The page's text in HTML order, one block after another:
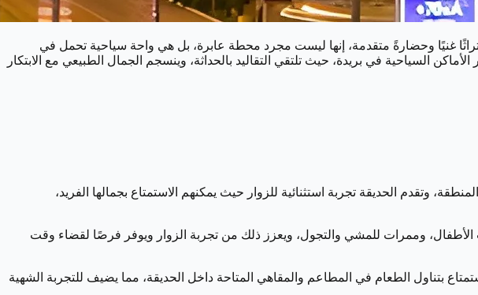
تراثًا غنيًا وحضارةً متقدمة، إنها ليست مجرد محطة عابرة، بل هي واحة سياحية تحمل في
السياحية في بريدة، حيث تلتقي التقاليد بالحداثة، وينسجم الجمال الطبيعي مع الابتكار
وتقدم الحديقة تجربة استثنائية للزوار حيث يمكنهم الاستمتاع بجمالها الفريد،
وممرات للمشي والتجول، ويعزز ذلك من تجربة الزوار ويوفر فرصًا لقضاء وقت
بتناول الطعام في المطاعم والمقاهي المتاحة داخل الحديقة، مما يضيف للتجربة الشهية